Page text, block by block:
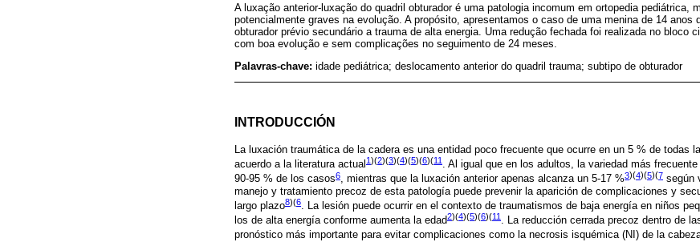
A luxação anterior-luxação do quadril obturador é uma patologia incomum em ortopedia pediátrica,
potencialmente graves na evolução. A propósito, apresentamos o caso de uma menina de 14 anos
obturador prévio secundário a trauma de alta energia. Uma redução fechada foi realizada no bloco
com boa evolução e sem complicações no seguimento de 24 meses.
Palavras-chave: idade pediátrica; deslocamento anterior do quadril trauma; subtipo de obturador
INTRODUCCIÓN
La luxación traumática de la cadera es una entidad poco frecuente que ocurre en un 5 % de todas
acuerdo a la literatura actual 1)(2)(3)(4)(5)(6)(11 . Al igual que en los adultos, la variedad más
90-95 % de los casos6, mientras que la luxación anterior apenas alcanza un 5-17 %3)(4)(5)(7 según
manejo y tratamiento precoz de esta patología puede prevenir la aparición de complicaciones y
largo plazo8)(6
. La lesión puede ocurrir en el contexto de traumatismos de baja energía en niños
los de alta energía conforme aumenta la edad2)(4)(5)(6)(11 . La reducción cerrada precoz dentro de
pronóstico más importante para evitar complicaciones como la necrosis isquémica (NI) de la